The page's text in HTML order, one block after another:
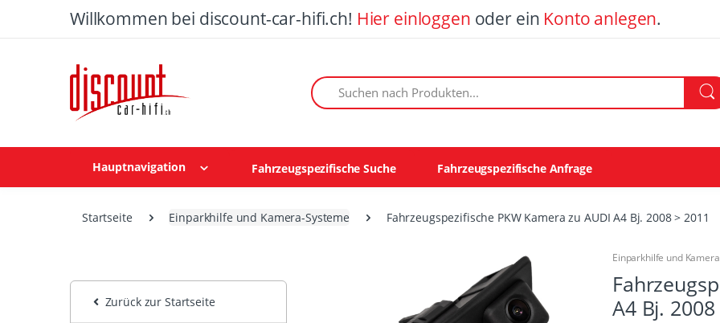
Willkommen bei discount-car-hifi.ch! Hier einloggen oder ein Konto anlegen.
Suchen nach Produkten:
Hauptnavigation Fahrzeugspezifische Suche Fahrzeugspezifische Anfrage
Startseite Einparkhilfe und Kamera-Systeme Fahrzeugspezifische PKW Kamera zu AUDI A4 Bj. 2008 > 2011
Zurück zur Startseite
Einparkhilfe und
A4 Bj. 2008